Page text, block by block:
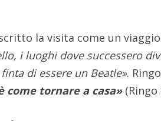
la visita come un
i luoghi dove successero
di essere un Beatle».
come tornare a casa»(Ringo